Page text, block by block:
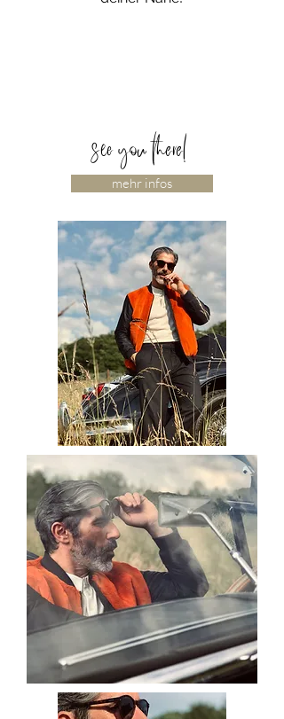
see you there!
mehr infos